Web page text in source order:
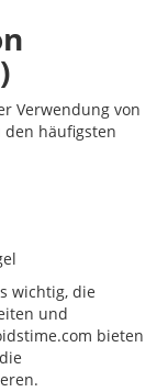
Verwendung von
häufigsten
wichtig, die
und
bieten